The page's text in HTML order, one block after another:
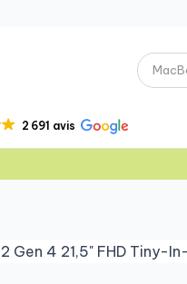
2 691 avis